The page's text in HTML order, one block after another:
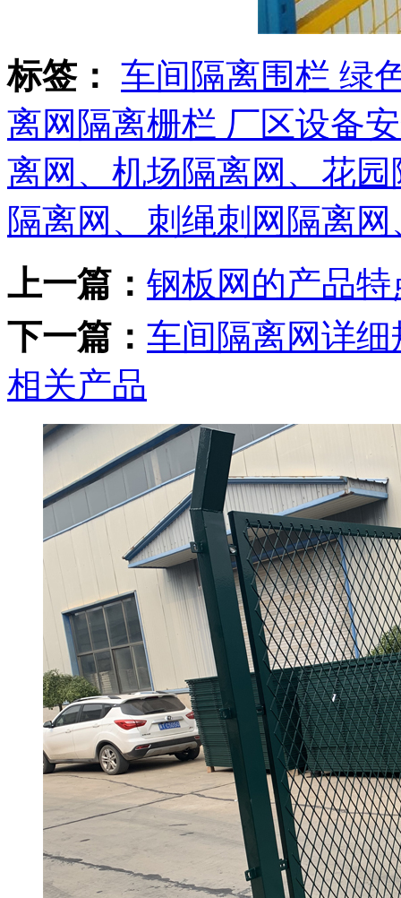
标签： 车间隔离围栏 绿
离网隔离栅栏 厂区设备
离网、机场隔离网、花
隔离网、刺绳刺网隔离
上一篇： 钢板网的产品
下一篇： 车间隔离网详
相关产品